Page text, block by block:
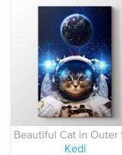
Kedi